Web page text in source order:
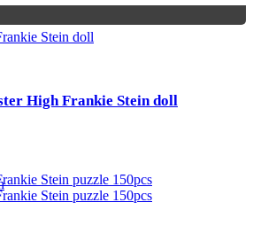
High Frankie Stein doll